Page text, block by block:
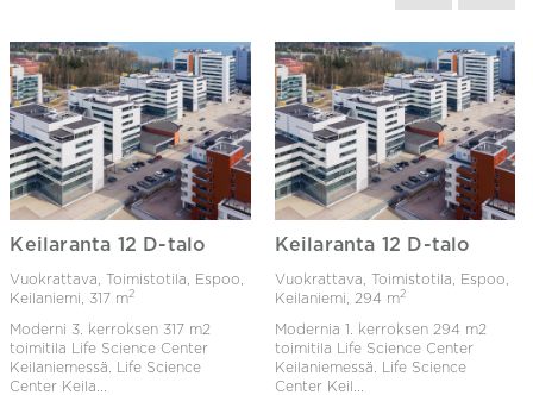
Keilaranta 12 D-talo
Vuokrattava, Toimistotila, Espoo,
Keilaniemi, 317 m2
Moderni 3. kerroksen 317 m2
toimitila Life Science Center
Keilaniemessä. Life Science
Center Keila...
Keilaranta 12 D-talo
Vuokrattava, Toimistotila, Espoo,
Keilaniemi,
294 m2
Modernia 1. kerroksen 294 m2
toimitila Life Science Center
Keilaniemessä. Life Science
Center Keil...